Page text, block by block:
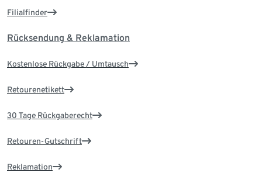
Filialfinder
Rücksendung & Reklamation
Kostenlose Rückgabe / Umtausch
Retourenetikett
30 Tage Rückgaberecht
Retouren-Gutschrift
Reklamation